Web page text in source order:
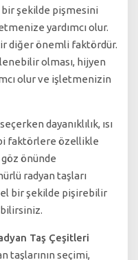
şekilde pişmesini
yardımcı olur.
diğer önemli faktördür.
olması, hijyen
olur ve işletmenizin
dayanıklılık, ısı
faktörlere özellikle
önünde
radyan taşları
bir şekilde pişirebilir
Taş Çeşitleri
taşlarının seçimi,